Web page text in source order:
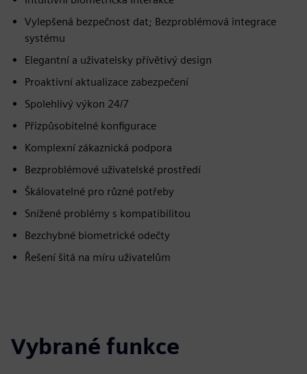
Vylepšená bezpečnost dat; Bezproblémová integrace
systému
Elegantní a uživatelsky přívětivý design
Proaktivní aktualizace zabezpečení
Spolehlivý výkon 24/7
Přizpůsobitelné konfigurace
Komplexní zákaznická podpora
Bezproblémové uživatelské prostředí
Škálovatelné pro různé potřeby
Snížené problémy s kompatibilitou
Bezchybné biometrické odečty
Řešení šitá na míru uživatelům
Vybrané funkce